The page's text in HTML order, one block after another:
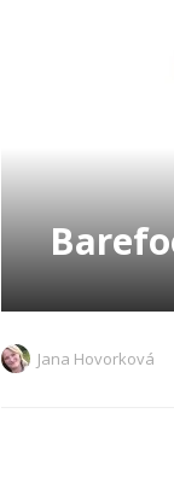
Jana Hovorková